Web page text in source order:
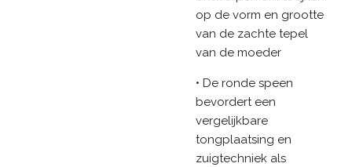
op de vorm en grootte
van de zachte tepel
van de moeder
• De ronde speen
bevordert een
vergelijkbare
tongplaatsing en
zuigtechniek als